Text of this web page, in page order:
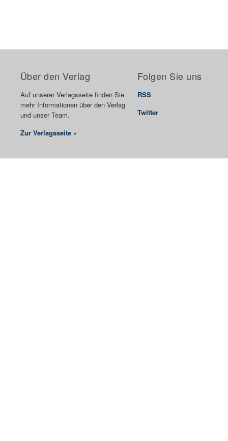
Über den Verlag
Auf unserer Verlagsseite finden Sie
mehr Informationen über den Verlag
und unser Team.
Zur Verlagsseite »
Folgen Sie uns
RSS
Twitter